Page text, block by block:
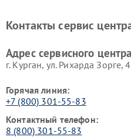
Контакты сервис
Адрес сервисного
г. Курган, ул. Рихарда Зорге,
Горячая линия:
+7 (800) 301-55-83
Контактный телефон:
8 (800) 301-55-83